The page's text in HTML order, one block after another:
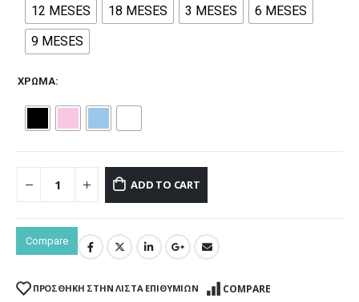
12 MESES 18 MESES 3 MESES
6 MESES
9 MESES
ΧΡΏΜΑ
ADD TO CART
Compare
ΠΡΌΣΘΉΚΗ ΣΤΗΝ ΛΊΣΤΑ ΕΠΙΘΥΜΙΏΝ COMPARE